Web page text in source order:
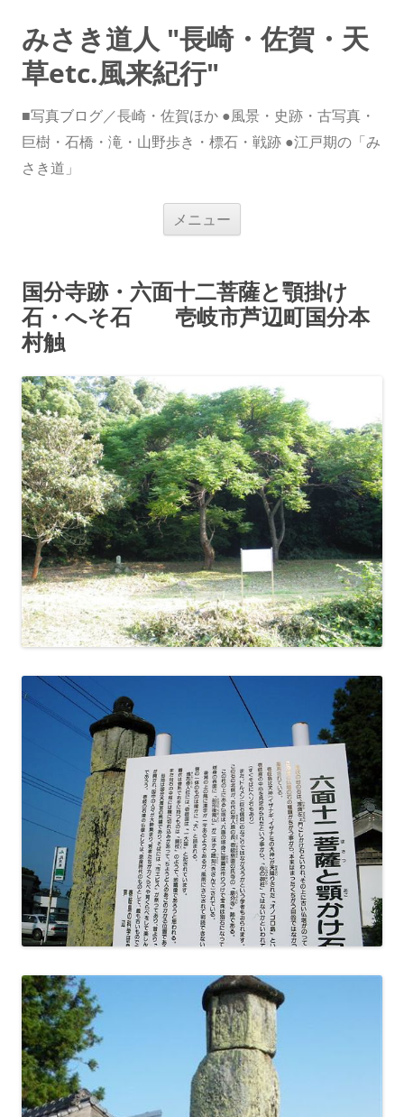
みさき道人 "長崎・佐賀・天
草etc.風来紀行"
■写真ブログ／長崎・佐賀ほか ●風景・史跡・古写真・
巨樹・石橋・滝・山野歩き・標石・戦跡 ●江戸期の「み
さき道」
メニュー
ス
キ
ッ
プ
国分寺跡・六面十二菩薩と顎掛け
石・へそ石 壱岐市芦辺町国分本
村触